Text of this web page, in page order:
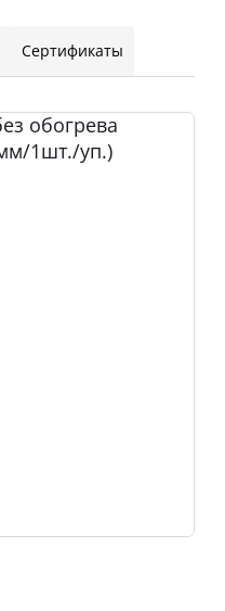
Сертификаты